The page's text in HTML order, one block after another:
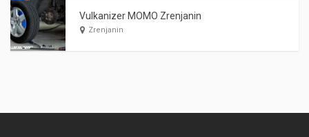
Vulkanizer MOMO Zrenjanin
Zrenjanin